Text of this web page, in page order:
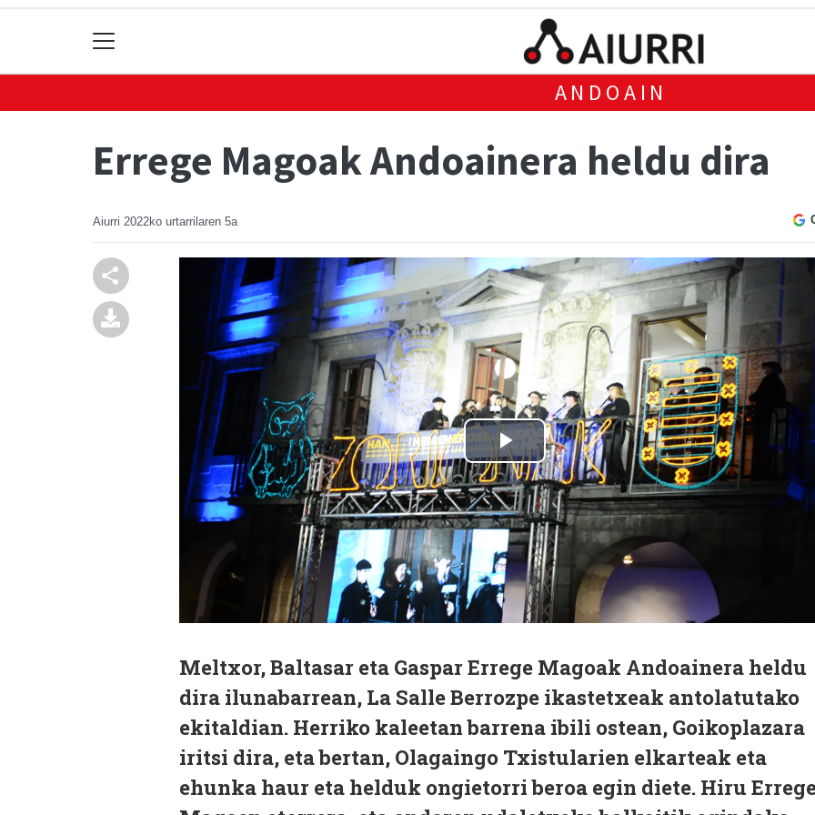
ANDOAIN
Errege Magoak Andoainera heldu dira
Aiurri 2022ko urtarrilaren 5a
Meltxor, Baltasar eta Gaspar Errege Magoak Andoainera heldu
dira ilunabarrean, La Salle Berrozpe ikastetxeak antolatutako
ekitaldian. Herriko kaleetan barrena ibili ostean, Goikoplazara
iritsi dira, eta bertan, Olagaingo Txistularien elkarteak eta
ehunka haur eta helduk ongietorri beroa egin diete. Hiru